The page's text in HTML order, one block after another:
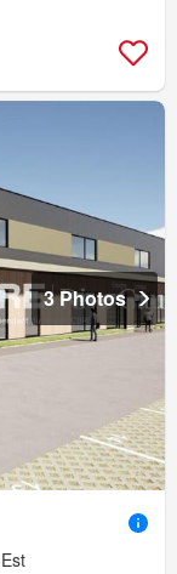
3 Photos